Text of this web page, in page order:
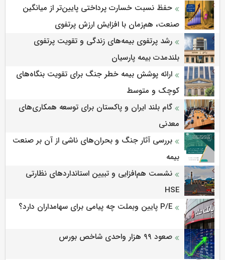
حفظ نسبت خسارت پرداختی پایین‌تر از میانگین
صنعت، هم‌زمان با افزایش ارزش پرتفوی
رشد پرتفوی بیمه‌های زندگی و تقویت پرتفوی
بلندمدت بیمه پارسیان
ارائه پوشش بیمه خطر جنگ برای تقویت بنگاه‌های
کوچک و متوسط
گام بلند ایران و پاکستان برای توسعه همکاری‌های
معدنی
بررسی آثار جنگ و بحران‌های ناشی از آن بر صنعت
بیمه
نشست هم‌افزایی و تبیین استانداردهای نظارتی
HSE
P/E پایین وبملت چه پیامی برای سهامداران دارد؟
صعود ۹۹ هزار واحدی شاخص بورس